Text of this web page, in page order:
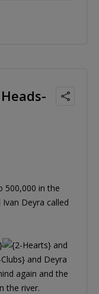
500,000 in the
Deyra called
and
and Deyra
again and the
the river.